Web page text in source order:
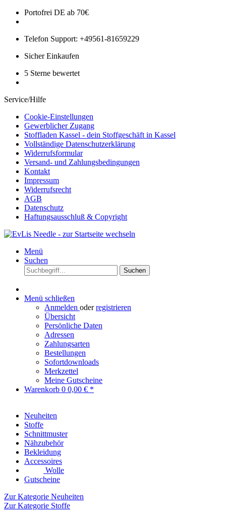
Portofrei DE ab 70€
Telefon Support: +49561-81659229
Sicher Einkaufen
5 Sterne bewertet
Service/Hilfe
Cookie-Einstellungen
Gewerblicher Zugang
Stoffladen Kassel - dein Stoffgeschäft in Kassel
Vollständige Datenschutzerklärung
Widerrufsformular
Versand- und Zahlungsbedingungen
Kontakt
Impressum
Widerrufsrecht
AGB
Datenschutz
Haftungsausschluß & Copyright
Menü
Suchen
Suchen
Menü schließen
Anmelden oderregistrieren
Übersicht
Persönliche Daten
Adressen
Zahlungsarten
Bestellungen
Sofortdownloads
Merkzettel
Meine Gutscheine
Warenkorb 0 0,00 € *
Neuheiten
Stoffe
Schnittmuster
Nähzubehör
Bekleidung
Accessoires
Wolle
Gutscheine
Zur Kategorie Neuheiten
Zur Kategorie Stoffe